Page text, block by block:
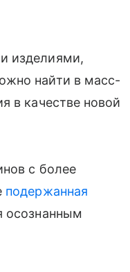
изделиями,
найти в масс-
в качестве новой
с более
подержанная
осознанным